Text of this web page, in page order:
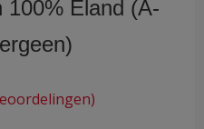
100% Eland (A-